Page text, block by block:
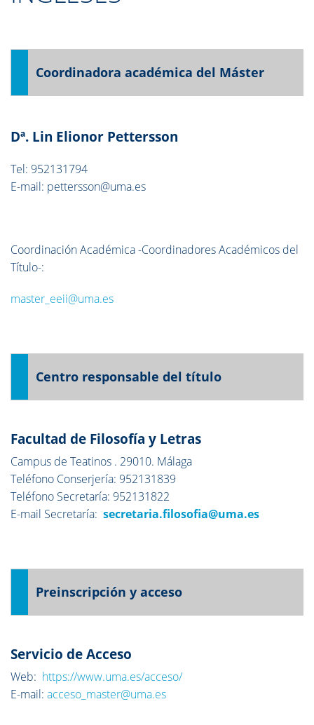
Coordinadora académica del Máster
Dª. Lin Elionor Pettersson
Tel: 952131794
E-mail: pettersson@uma.es
Coordinación Académica -Coordinadores Académicos del
Título-:
master_eeii@uma.es
Centro responsable del título
Facultad de Filosofía y Letras
Campus de Teatinos . 29010. Málaga
Teléfono Conserjería: 952131839
Teléfono Secretaría: 952131822
E-mail Secretaría: secretaria.filosofia@uma.es
Preinscripción y acceso
Servicio de Acceso
Web: https://www.uma.es/acceso/
E-mail: acceso_master@uma.es